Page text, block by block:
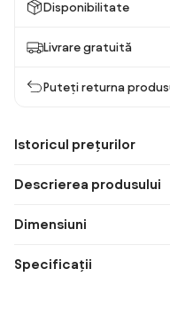
Disponibilitate
Livrare gratuită
Puteți returna
Istoricul prețurilor
Descrierea produsului
Dimensiuni
Specificații